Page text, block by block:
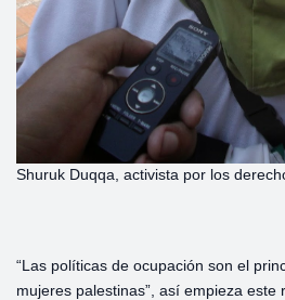
Shuruk Duqqa, activista por los
“Las políticas de ocupación son el
mujeres palestinas”, así empieza este